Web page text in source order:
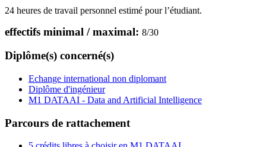
24 heures de travail personnel estimé pour l’étudiant.
effectifs minimal / maximal: 8/30
Diplôme(s) concerné(s)
Echange international non diplomant
Diplôme d'ingénieur
M1 DATAAI - Data and Artificial Intelligence
Parcours de rattachement